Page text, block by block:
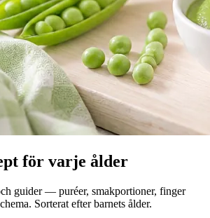
för varje ålder
guider — puréer, smakportioner, finger
Sorterat efter barnets ålder.